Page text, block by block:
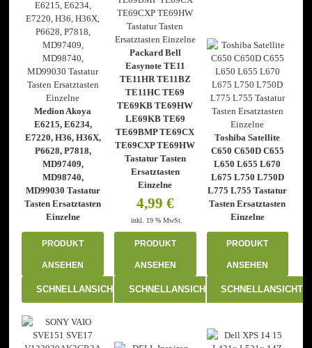
Medion Akoya
E6215, E6234,
E7220, H36, H36X,
P6628, P7818,
MD97409,
MD98740,
MD99030 Tastatur
Tasten Ersatztasten
Einzelne
PRODUKT
ANSEHEN
SCHNELLANSICHT
Packard Bell
Easynote TE11
TE11HR TE11BZ
TE11HC TE69
TE69KB TE69HW
LE69KB TE69
TE69BMP TE69CX
TE69CXP TE69HW
Tastatur Tasten
Ersatztasten
Einzelne
4,99 €
inkl. 19 % MwSt.
PRODUKT
ANSEHEN
SCHNELLANSICHT
Toshiba Satellite
C650 C650D C655
L650 L655 L670
L675 L750 L750D
L775 L755 Tastatur
Tasten Ersatztasten
Einzelne
PRODUKT
ANSEHEN
SCHNELLANSICHT